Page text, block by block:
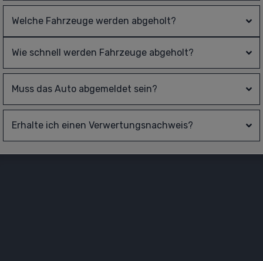
Welche Fahrzeuge werden abgeholt?
Wie schnell werden Fahrzeuge abgeholt?
Muss das Auto abgemeldet sein?
Erhalte ich einen Verwertungsnachweis?